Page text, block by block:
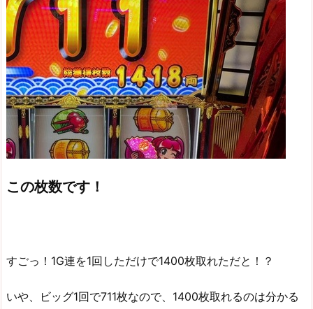
この枚数です！
すごっ！1G連を1回しただけで1400枚取れただと！？
いや、ビッグ1回で711枚なので、1400枚取れるのは分かる